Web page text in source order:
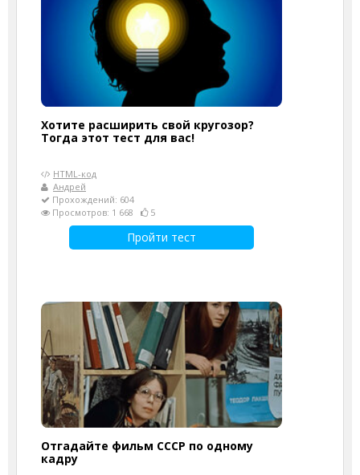
Хотите расширить свой кругозор?
Тогда этот тест для вас!
HTML-код
Андрей
Прохождений: 604
Просмотров: 1 668
5
Пройти тест
Отгадайте фильм СССР по одному
кадру